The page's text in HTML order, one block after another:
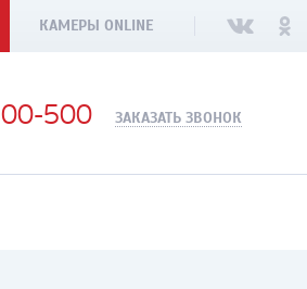
КАМЕРЫ ONLINE
500 ЗАКАЗАТЬ ЗВОНОК